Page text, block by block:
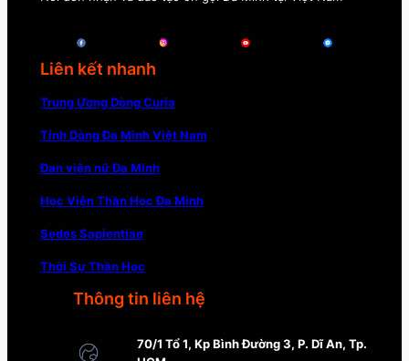
Liên kết nhanh
Trung Ương Dòng Curia
Tỉnh Dòng Đa Minh Việt Nam
Đan viện nữ Đa Minh
Học Viện Thần Học Đa Minh
Sedes Sapientiae
Thời Sự Thần Học
Thông tin liên hệ
70/1 Tổ 1, Kp Bình Đường 3, P. Dĩ An, Tp.